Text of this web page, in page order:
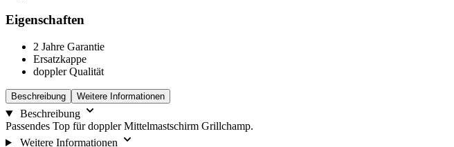
Eigenschaften
2 Jahre Garantie
Ersatzkappe
doppler Qualität
Beschreibung Weitere Informationen
Beschreibung
Passendes Top für doppler Mittelmastschirm Grillchamp.
Weitere Informationen